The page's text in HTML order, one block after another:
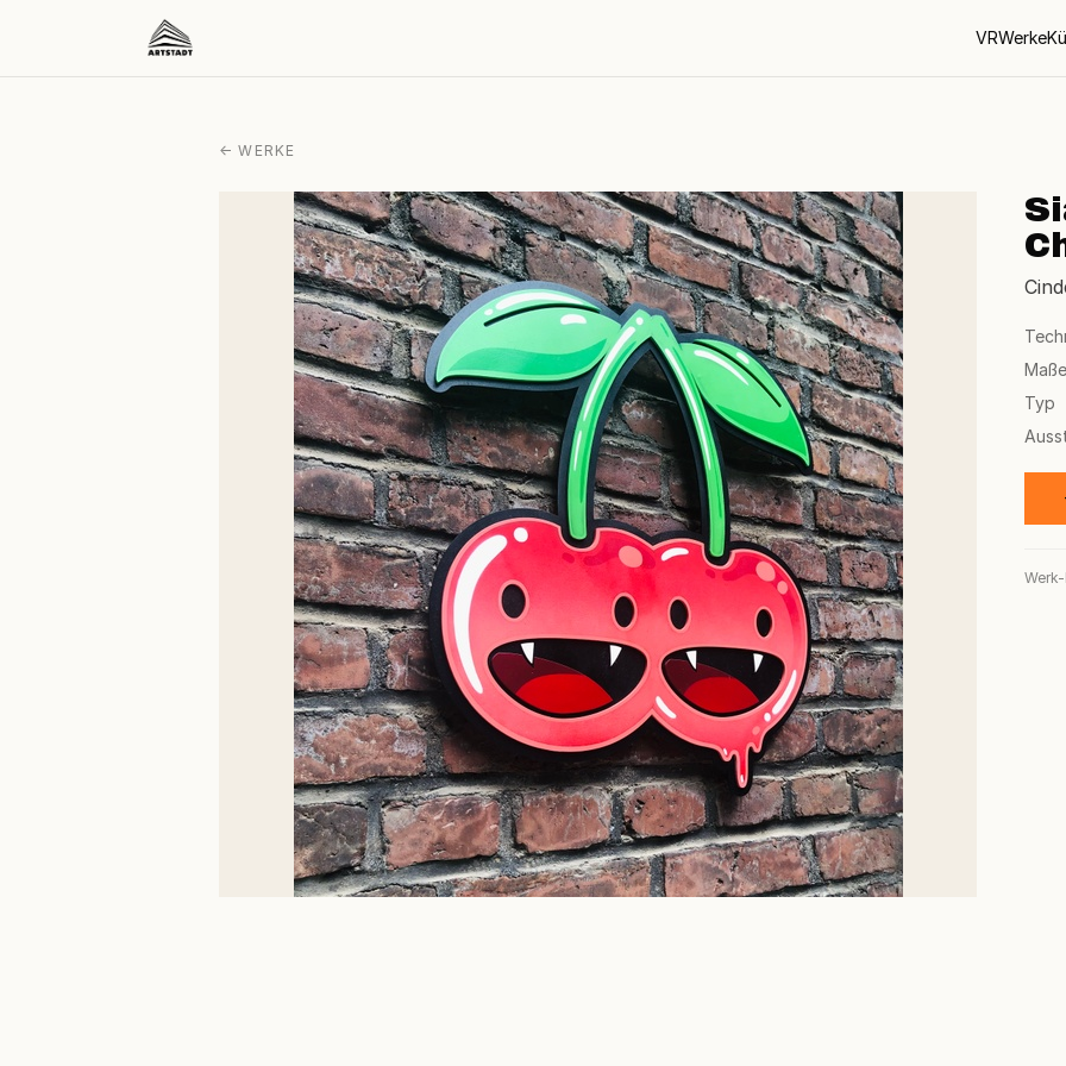
VRWerke
← WERKE
Maße
Typ
Werk-